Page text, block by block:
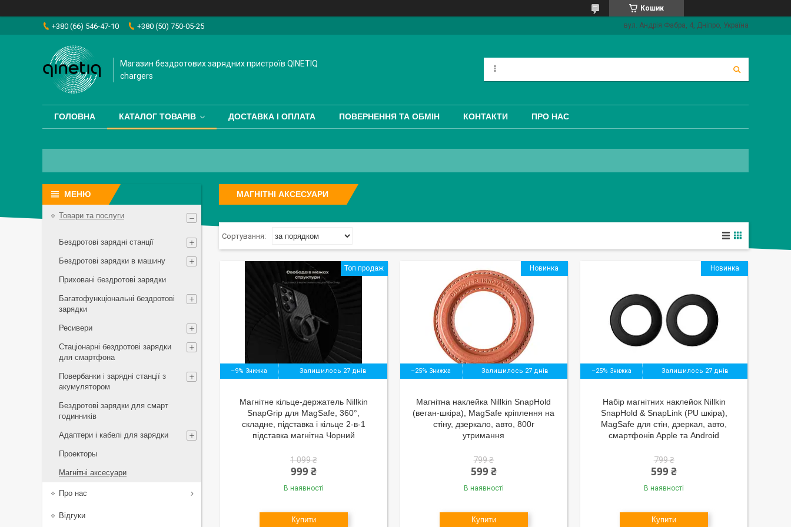
Кошик
+380 (66) 546-47-10 +380 (50) 750-05-25 вул. Андрія Фабра, 4, Дніпро, Україна
Магазин бездротових зарядних пристроїв QINETIQ
chargers
ГОЛОВНА КАТАЛОГ ТОВАРІВ ДОСТАВКА І ОПЛАТА ПОВЕРНЕННЯ ТА ОБМІН КОНТАКТИ ПРО НАС
МАГНІТНІ АКСЕСУАРИ
Топ продаж
–9% Залишилось 27 днів
Магнітне кільце-держатель Nillkin
SnapGrip для MagSafe, 360°,
складне, підставка і кільце 2-в-1
підставка магнітна Чорний
1 099 ₴
999 ₴
В наявності
Купити
Новинка
–25% Залишилось 27 днів
Магнітна наклейка Nillkin SnapHold
(веган-шкіра), MagSafe кріплення на
стіну, дзеркало, авто, 800г
утримання
799 ₴
599 ₴
В наявності
Купити
Новинка
–25% Залишилось 27 днів
Набір магнітних наклейок Nillkin
SnapHold & SnapLink (PU шкіра),
MagSafe для стін, дзеркал, авто,
смартфонів Apple та Android
799 ₴
599 ₴
В наявності
Купити
Товари та послуги
Бездротові зарядні станції
Бездротові зарядки в машину
Приховані бездротові зарядки
Багатофункціональні бездротові
зарядки
Ресивери
Стаціонарні бездротові зарядки
для смартфона
Повербанки і зарядні станції з
акумулятором
Бездротові зарядки для смарт
годинників
Адаптери і кабелі для зарядки
Проекторы
Магнітні аксесуари
Про нас
Відгуки